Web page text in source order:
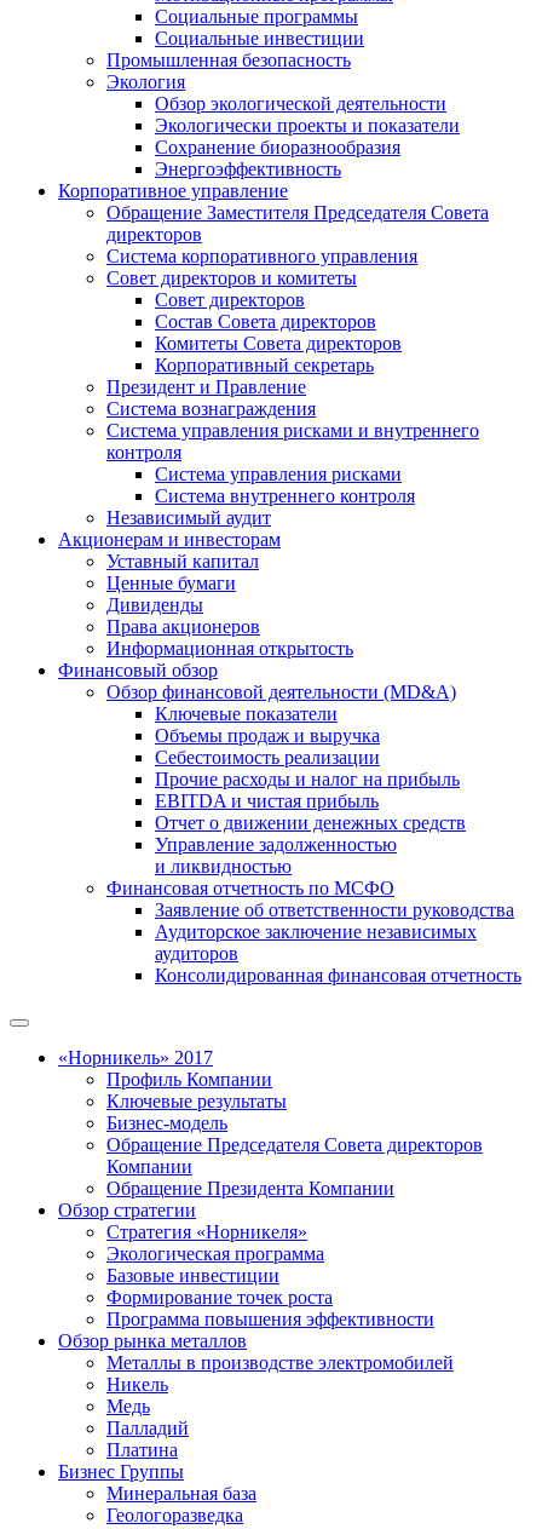
Социальные программы
Социальные инвестиции
Промышленная безопасность
Экология
Обзор экологической деятельности
Экологически проекты и показатели
Сохранение биоразнообразия
Энергоэффективность
Корпоративное управление
Обращение Заместителя Председателя Совета
директоров
Система корпоративного управления
Совет директоров и комитеты
Совет директоров
Состав Совета директоров
Комитеты Совета директоров
Корпоративный секретарь
Президент и Правление
Система вознаграждения
Система управления рисками и внутреннего
контроля
Система управления рисками
Система внутреннего контроля
Независимый аудит
Акционерам и инвесторам
Уставный капитал
Ценные бумаги
Дивиденды
Права акционеров
Информационная открытость
Финансовый обзор
Обзор финансовой деятельности (MD&A)
Ключевые показатели
Объемы продаж и выручка
Себестоимость реализации
Прочие расходы и налог на прибыль
EBITDA и чистая прибыль
Отчет о движении денежных средств
Управление задолженностью
и ликвидностью
Финансовая отчетность по МСФО
Заявление об ответственности руководства
Аудиторское заключение независимых
аудиторов
Консолидированная финансовая отчетность
«Норникель» 2017
Профиль Компании
Ключевые результаты
Бизнес-модель
Обращение Председателя Совета директоров
Компании
Обращение Президента Компании
Обзор стратегии
Стратегия «Норникеля»
Экологическая программа
Базовые инвестиции
Формирование точек роста
Программа повышения эффективности
Обзор рынка металлов
Металлы в производстве электромобилей
Никель
Медь
Палладий
Платина
Бизнес Группы
Минеральная база
Геологоразведка